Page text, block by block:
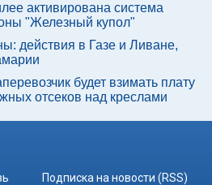
активирована система
"Железный купол"
действия в Газе и Ливане,
будет взимать плату
отсеков над креслами
Подписка на новости (RSS)